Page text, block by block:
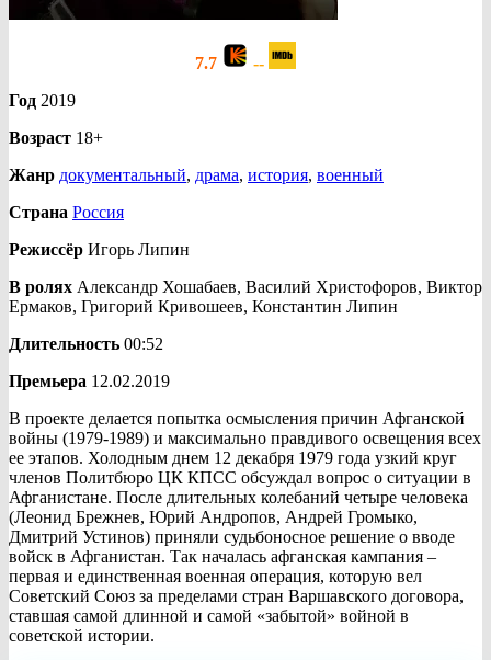
7.7
--
Год 2019
Возраст 18+
Жанр документальный, драма, история, военный
Страна Россия
Режиссёр Игорь Липин
В ролях Александр Хошабаев, Василий Христофоров, Виктор
Ермаков, Григорий Кривошеев, Константин Липин
Длительность 00:52
Премьера 12.02.2019
В проекте делается попытка осмысления причин Афганской
войны (1979-1989) и максимально правдивого освещения всех
ее этапов. Холодным днем 12 декабря 1979 года узкий круг
членов Политбюро ЦК КПСС обсуждал вопрос о ситуации в
Афганистане. После длительных колебаний четыре человека
(Леонид Брежнев, Юрий Андропов, Андрей Громыко,
Дмитрий Устинов) приняли судьбоносное решение о вводе
войск в Афганистан. Так началась афганская кампания –
первая и единственная военная операция, которую вел
Советский Союз за пределами стран Варшавского договора,
ставшая самой длинной и самой «забытой» войной в
советской истории.